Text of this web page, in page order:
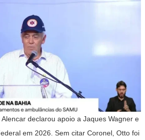
declarou apoio a Jaques Wagner e
em 2026. Sem citar Coronel, Otto foi